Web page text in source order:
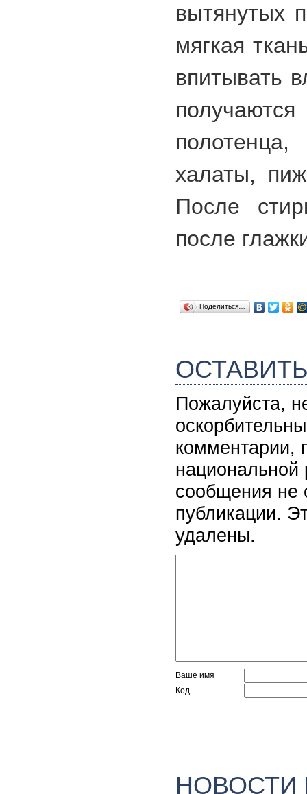
вытянутых
мягкая
впитывать
халаты,
После
после
Поделиться…
Пожалуйста,
комментарии,
национальной
сообщения не
публикации.
удалены.
Ваше имя
Код